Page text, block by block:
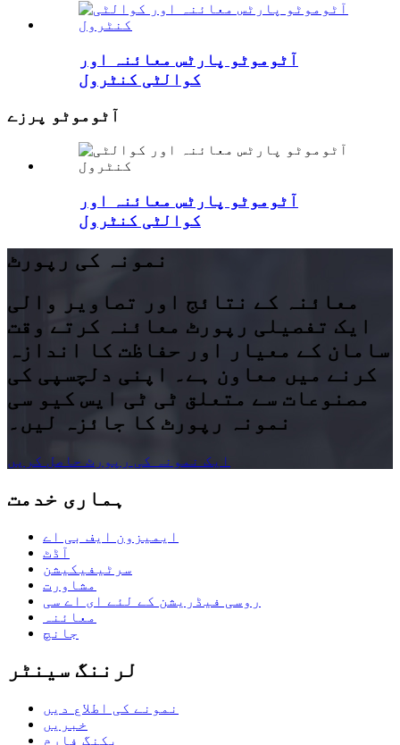
آٹوموٹو پارٹس معائنہ اور
کوالٹی کنٹرول
آٹوموٹو پرزے
آٹوموٹو پارٹس معائنہ اور
کوالٹی کنٹرول
نمونہ کی رپورٹ
معائنہ کے نتائج اور تصاویر والی
ایک تفصیلی رپورٹ معائنہ کرتے وقت
سامان کے معیار اور حفاظت کا اندازہ
کرنے میں معاون ہے۔ اپنی دلچسپی کی
مصنوعات سے متعلق ٹی ٹی ایس کیو سی
نمونہ رپورٹ کا جائزہ لیں۔
ایک نمونہ کی رپورٹ حاصل کریں
ہماری خدمت
ایمیزون ایف بی اے
آڈٹ
سرٹیفیکیشن
مشاورت
روسی فیڈریشن کے لئے ای اے سی
معائنہ
جانچ
لرننگ سینٹر
نمونے کی اطلاع دیں
خبریں
بکنگ فارم